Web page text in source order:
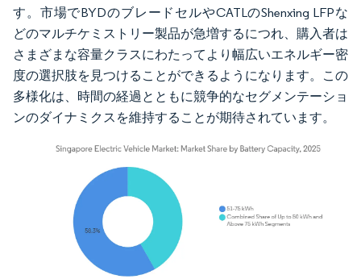
す。市場でBYDのブレードセルやCATLのShenxing LFPな
どのマルチケミストリー製品が急増するにつれ、購入者は
さまざまな容量クラスにわたってより幅広いエネルギー密
度の選択肢を見つけることができるようになります。この
多様化は、時間の経過とともに競争的なセグメンテーショ
ンのダイナミクスを維持することが期待されています。